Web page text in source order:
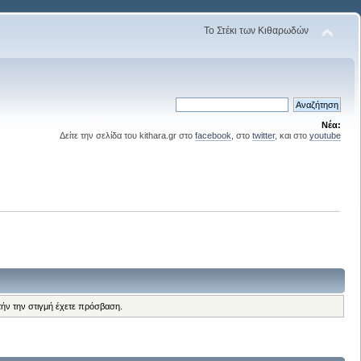
Το Στέκι των Κιθαρωδών
Νέα:
Δείτε την σελίδα του kithara.gr στο facebook , στο twitter, και στο youtube
την στιγμή έχετε πρόσβαση.